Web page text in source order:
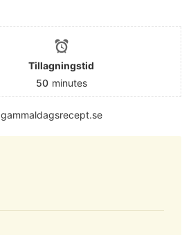
Tillagningstid
50 minutes